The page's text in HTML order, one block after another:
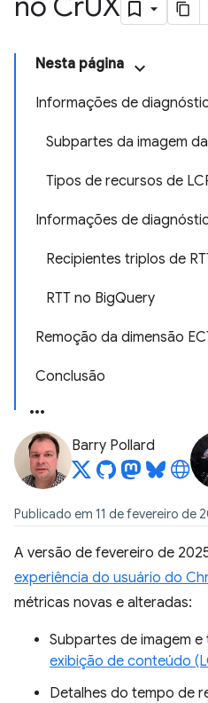
Nesta página
Informações de
Subpartes da imagem
Tipos de recursos de
Informações de
Recipientes triplos de
RTT no BigQuery
Remoção da dimensão
Conclusão
Barry Pollard
Publicado em 11 de fevereiro de
A versão de fevereiro de
experiência do usuário do
métricas novas e alteradas:
Subpartes de imagem
exibição de conteúdo
Detalhes do tempo de